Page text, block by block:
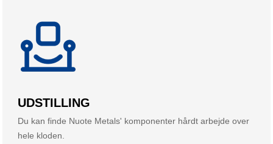
UDSTILLING
Du kan finde Nuote Metals' komponenter hårdt arbejde over
hele kloden.